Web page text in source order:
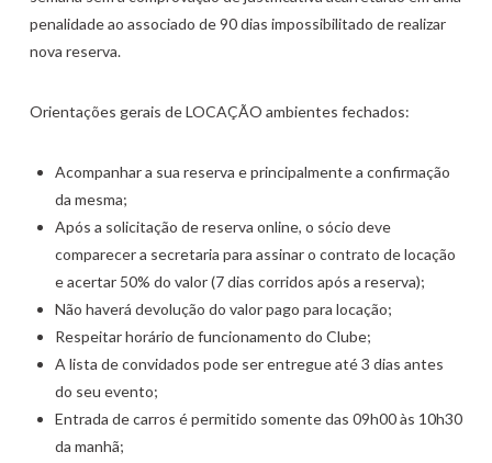
penalidade ao associado de 90 dias impossibilitado de realizar
nova reserva.
Orientações gerais de LOCAÇÃO ambientes fechados:
Acompanhar a sua reserva e principalmente a confirmação
da mesma;
Após a solicitação de reserva online, o sócio deve
comparecer a secretaria para assinar o contrato de locação
e acertar 50% do valor (7 dias corridos após a reserva);
Não haverá devolução do valor pago para locação;
Respeitar horário de funcionamento do Clube;
A lista de convidados pode ser entregue até 3 dias antes
do seu evento;
Entrada de carros é permitido somente das 09h00 às 10h30
da manhã;